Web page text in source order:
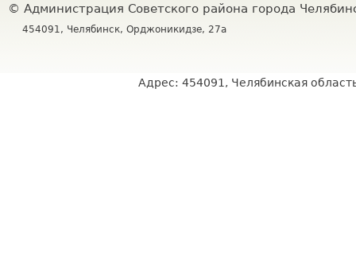
© Администрация Советского района города
454091, Челябинск, Орджоникидзе, 27а
Адрес: 454091, Челябинская